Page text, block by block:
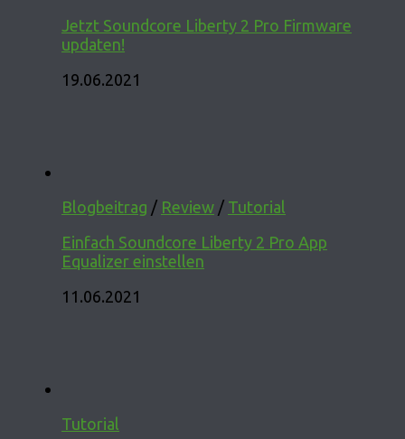
Jetzt Soundcore Liberty 2 Pro Firmware
updaten!
19.06.2021
Blogbeitrag / Review / Tutorial
Einfach Soundcore Liberty 2 Pro App
Equalizer einstellen
11.06.2021
Tutorial